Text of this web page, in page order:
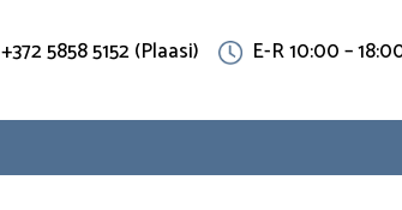
+372 5858 5152 (Plaasi) E-R 10:00 –